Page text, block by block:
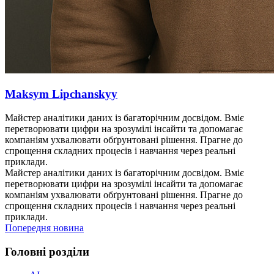
Maksym Lipchanskyy
Майстер аналітики даних із багаторічним досвідом. Вміє
перетворювати цифри на зрозумілі інсайти та допомагає
компаніям ухвалювати обґрунтовані рішення. Прагне до
спрощення складних процесів і навчання через реальні
приклади.
Майстер аналітики даних із багаторічним досвідом. Вміє
перетворювати цифри на зрозумілі інсайти та допомагає
компаніям ухвалювати обґрунтовані рішення. Прагне до
спрощення складних процесів і навчання через реальні
приклади.
Попередня новина
Головні розділи